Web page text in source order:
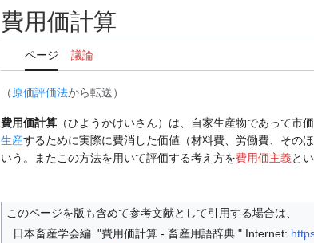
費用価計算
ページ 議論
（ 原価評価法から転送）
費用価計算 （ひようかけいさん）は、自家生産物であって市
生産するために実際に費消した価値（材料費、労働費、その
いう。またこの方法を用いて評価する考え方を費用価主義とい
このページを版も含めて参考文献として引用する場合は、
日本畜産学会編. "費用価計算 - 畜産用語辞典." Internet: